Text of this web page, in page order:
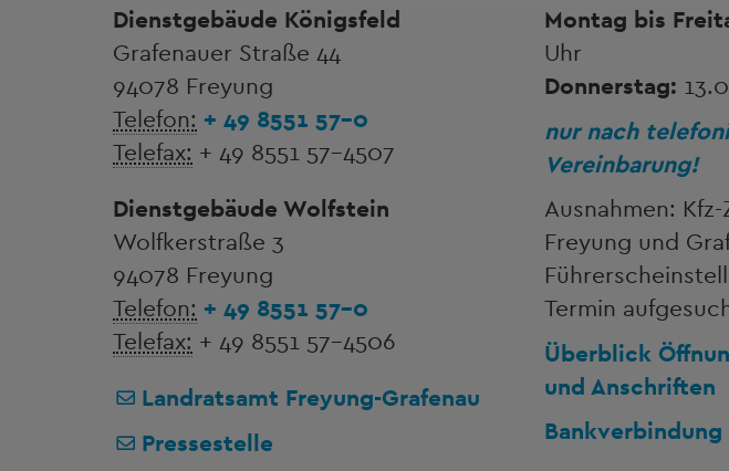
Dienstgebäude Königsfeld
Grafenauer Straße 44
94078 Freyung
Telefon: + 49 8551 57-0
Telefax: + 49 8551 57-4507
Dienstgebäude Wolfstein
Wolfkerstraße 3
94078 Freyung
Telefon: + 49 8551 57-0
Telefax: + 49 8551 57-4506
Landratsamt Freyung-Grafenau
Pressestelle
Montag bis
Uhr
Donnerstag:
nur nach
Vereinbarung!
Ausnahmen:
Freyung und
Termin
Überblick
und Anschriften
Bankverbindung